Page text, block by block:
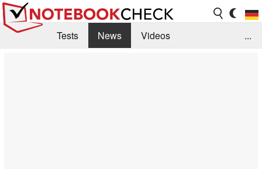
Tests News
Videos
...